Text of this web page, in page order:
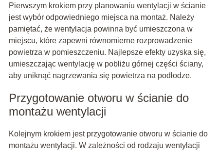
Pierwszym krokiem przy planowaniu wentylacji w ścianie
jest wybór odpowiedniego miejsca na montaż. Należy
pamiętać, że wentylacja powinna być umieszczona w
miejscu, które zapewni równomierne rozprowadzenie
powietrza w pomieszczeniu. Najlepsze efekty uzyska się,
umieszczając wentylację w pobliżu górnej części ściany,
aby uniknąć nagrzewania się powietrza na podłodze.
Przygotowanie otworu w ścianie do
montażu wentylacji
Kolejnym krokiem jest przygotowanie otworu w ścianie do
montażu wentylacji. W zależności od rodzaju wentylacji